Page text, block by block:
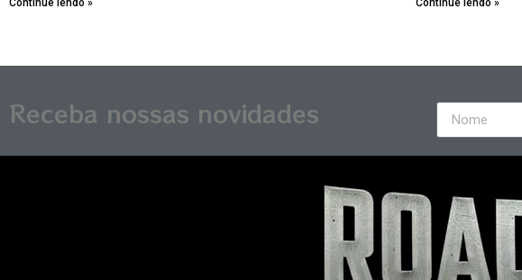
Continue lendo » Continue lendo »
Receba nossas novidades